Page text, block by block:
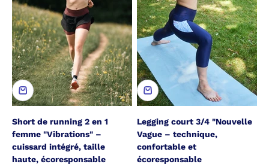
Short de running 2 en 1
femme "Vibrations" –
cuissard intégré, taille
haute, écoresponsable
Legging court 3/4 "Nouvelle
Vague – technique,
confortable et
écoresponsable